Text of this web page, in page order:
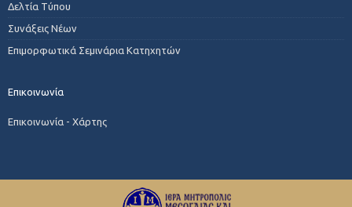
Δελτία Τύπου
Συνάξεις Νέων
Επιμορφωτικά Σεμινάρια Κατηχητών
Επικοινωνία
Επικοινωνία - Χάρτης